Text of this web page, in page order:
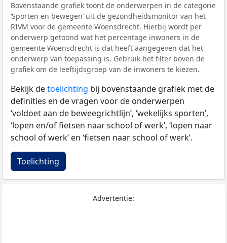
Bovenstaande grafiek toont de onderwerpen in de categorie
‘Sporten en bewegen’ uit de gezondheidsmonitor van het
RIVM voor de gemeente Woensdrecht. Hierbij wordt per
onderwerp getoond wat het percentage inwoners in de
gemeente Woensdrecht is dat heeft aangegeven dat het
onderwerp van toepassing is. Gebruik het filter boven de
grafiek om de leeftijdsgroep van de inwoners te kiezen.
Bekijk detoelichting bij bovenstaande grafiek met de
definities en de vragen voor de onderwerpen
‘voldoet aan de beweegrichtlijn’, ‘wekelijks sporten’,
‘lopen en/of fietsen naar school of werk’, ‘lopen naar
school of werk’ en ‘fietsen naar school of werk’.
Toelichting
Advertentie: